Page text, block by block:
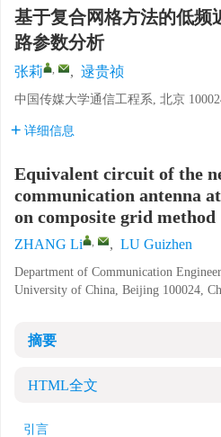
基于复合网格方法的低频
路参数分析
张莉 , , 逯贵祯
中国传媒大学通信工程系, 北京
详细信息
Equivalent circuit of the
communication antenna
on composite grid method
ZHANG Li , , LU Guizhen
Department of Communication
University of China, Beijing 100024,
摘要
HTML全文
引言